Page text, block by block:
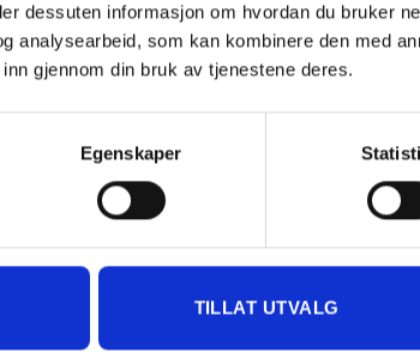
dessuten informasjon om hvordan du bruker
analysearbeid, som kan kombinere den med
gjennom din bruk av tjenestene deres.
Egenskaper
TILLAT UTVALG